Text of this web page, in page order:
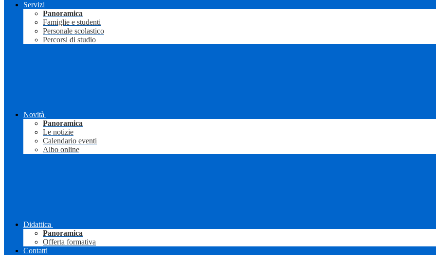
Servizi
Panoramica
Famiglie e studenti
Personale scolastico
Percorsi di studio
Novità
Panoramica
Le notizie
Calendario eventi
Albo online
Didattica
Panoramica
Offerta formativa
Contatti